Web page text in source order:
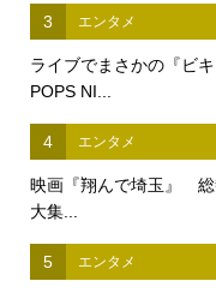
3 エンタメ
ライブでまさかの『ビ
POPS NI...
4 エンタメ
映画『翔んで埼玉』 総
大集...
5 エンタメ